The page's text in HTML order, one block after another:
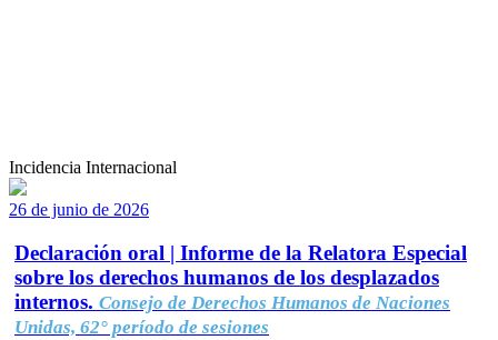
Incidencia Internacional
26 de junio de 2026
Declaración oral | Informe de la Relatora Especial
sobre los derechos humanos de los desplazados
internos. Consejo de Derechos Humanos de Naciones
Unidas, 62° período de sesiones